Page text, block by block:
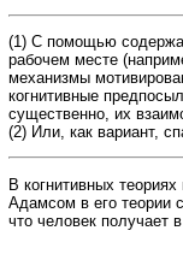
(1) С помощью
рабочем месте
механизмы
когнитивные
существенно, их
(2) Или, как вариант,
В когнитивных
Адамсом в его теории
что человек получает